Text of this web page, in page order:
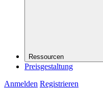
Ressourcen
Preisgestaltung
Anmelden Registrieren